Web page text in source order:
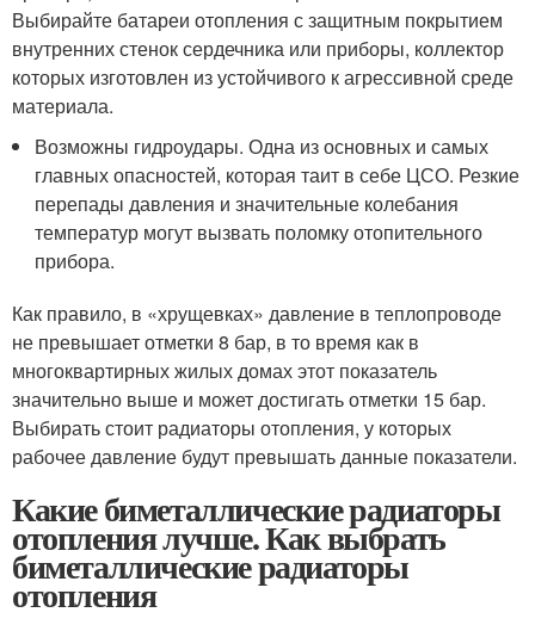
Выбирайте батареи отопления с защитным покрытием
внутренних стенок сердечника или приборы, коллектор
которых изготовлен из устойчивого к агрессивной среде
материала.
Возможны гидроудары. Одна из основных и самых
главных опасностей, которая таит в себе ЦСО. Резкие
перепады давления и значительные колебания
температур могут вызвать поломку отопительного
прибора.
Как правило, в «хрущевках» давление в теплопроводе
не превышает отметки 8 бар, в то время как в
многоквартирных жилых домах этот показатель
значительно выше и может достигать отметки 15 бар.
Выбирать стоит радиаторы отопления, у которых
рабочее давление будут превышать данные показатели.
Какие биметаллические радиаторы
отопления лучше. Как выбрать
биметаллические радиаторы
отопления